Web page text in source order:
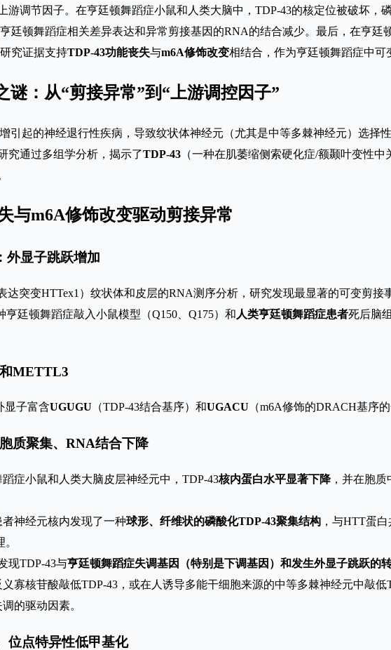
游调节因子。在亨廷顿舞蹈症小鼠和人类大脑中，TDP-43的核定位被破坏，
廷顿舞蹈症相关差异表达和异常剪接基因的RNA的结合减少。最后，在亨
究证据支持TDP-43功能丧失与m6A修饰改变相结合，作为亨廷顿舞蹈症中可
谜：从“剪接异常”到“上游调控因子”
引起的神经退行性疾病，导致纹状体神经元（尤其是中等多棘神经元）选择
究通过多组学分析，揭示了TDP-43 （一种在肌萎缩侧索硬化症/额颞叶变性
与m6A修饰改变驱动剪接异常
外显子跳跃增加
达突变HTTex1）纹状体和皮层的RNA测序分析，研究发现最显著的可变剪接
亨廷顿舞蹈症敲入小鼠模型（Q150、Q175）和 人类亨廷顿舞蹈症患者死后脑
METTL3
显子富含UGUGU （TDP-43结合基序）和UGACU （m6A修饰的DRACH基序
质聚集、RNA结合下降
蹈症小鼠和人类大脑皮层神经元中，TDP-43核内蛋白水平显著下降，并在胞质
者神经元核内发现了一种球形、纤维状的磷酸化TDP-43聚集结构 ，与HTT蛋
现TDP-43与亨廷顿舞蹈症失调基因（特别是下调基因）和发生外显子跳跃的
义寡核苷酸敲低TDP-43，或在人诱导多能干细胞来源的中等多棘神经元中敲低
的驱动因素。
位点特异性低甲基化